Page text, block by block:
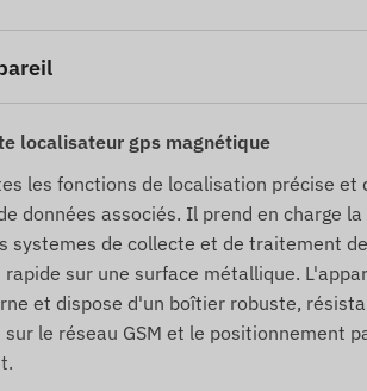
localisateur gps magnétique
les fonctions de localisation précise et
données associés. Il prend en charge
systemes de collecte et de traitement
sur une surface métallique.
et dispose d'un boîtier robuste,
le réseau GSM et le positionnement